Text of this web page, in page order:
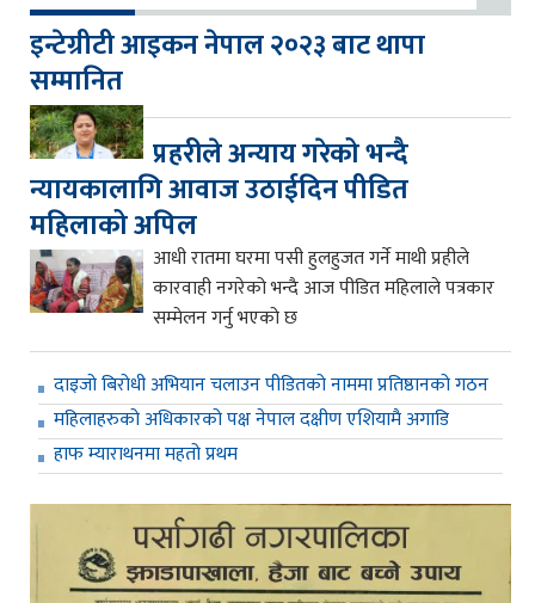
इन्टेग्रीटी आइकन नेपाल २०२३ बाट थापा
सम्मानित
प्रहरीले अन्याय गरेको भन्दै
न्यायकालागि आवाज उठाईदिन पीडित
महिलाको अपिल
आधी रातमा घरमा पसी हुलहुजत गर्ने माथी प्रहीले
कारवाही नगरेको भन्दै आज पीडित महिलाले पत्रकार
सम्मेलन गर्नु भएको छ
दाइजो बिरोधी अभियान चलाउन पीडितको नाममा प्रतिष्ठानको गठन
महिलाहरुको अधिकारको पक्ष नेपाल दक्षीण एशियामै अगाडि
हाफ म्याराथनमा महतो प्रथम